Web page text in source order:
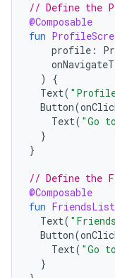
// Define the
@Composable
fun
profile :
)
{
Text(
Button(
Text( "Go
}
}
// Define the
@Composable
fun
Text(
Button(
Text( "Go
}